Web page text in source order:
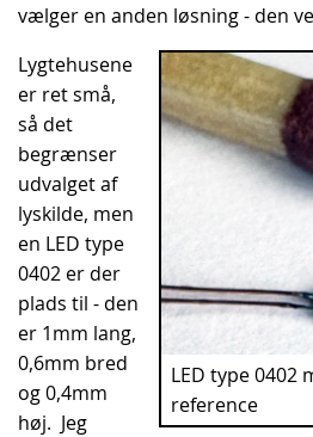
vælger en anden løsning - den
LED type
reference
Lygtehusene
er ret små,
så det
begrænser
udvalget af
lyskilde, men
en LED type
0402 er der
plads til - den
er 1mm lang,
0,6mm bred
og 0,4mm
høj. Jeg